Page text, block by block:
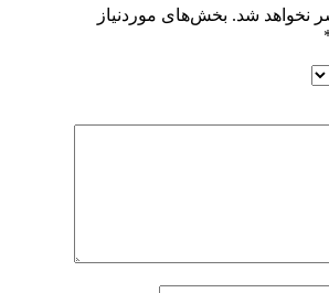
نخواهد شد. بخش‌های موردنیاز